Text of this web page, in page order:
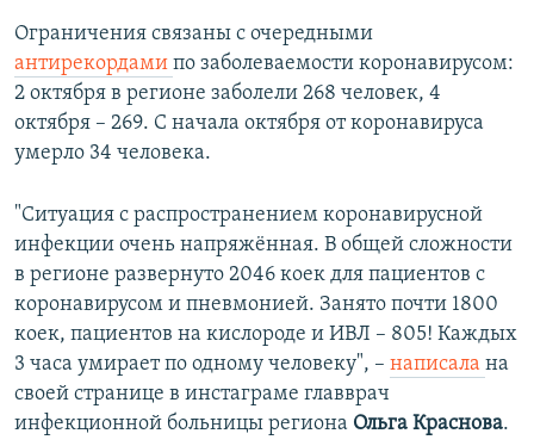
Ограничения связаны с очередными
антирекордами по заболеваемости коронавирусом:
2 октября в регионе заболели 268 человек, 4
октября – 269. С начала октября от коронавируса
умерло 34 человека.
"Ситуация с распространением коронавирусной
инфекции очень напряжённая. В общей сложности
в регионе развернуто 2046 коек для пациентов с
коронавирусом и пневмонией. Занято почти 1800
коек, пациентов на кислороде и ИВЛ – 805! Каждых
3 часа умирает по одному человеку", – написала на
своей странице в инстаграме главврач
инфекционной больницы региона Ольга Краснова.